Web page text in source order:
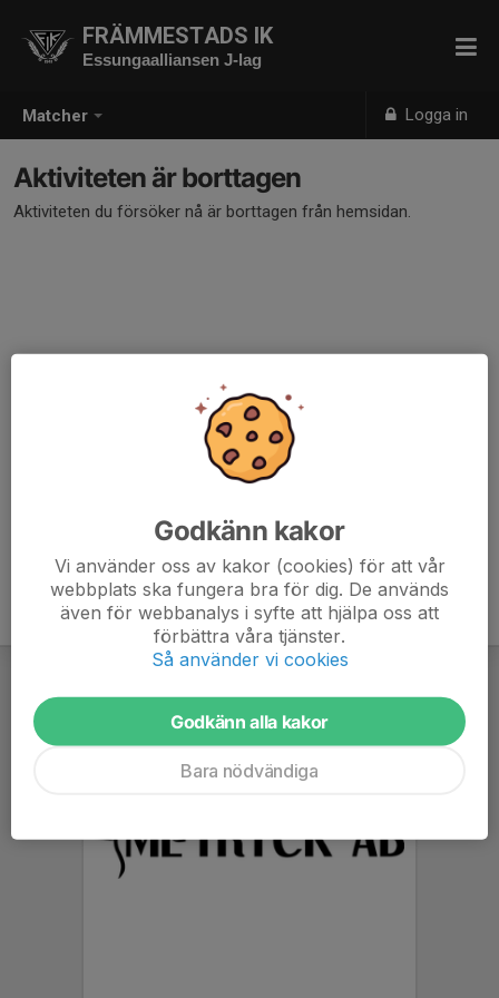
Matcher Logga in
FRÄMMESTADS IK
Essungaalliansen J-lag
Aktiviteten är borttagen
Aktiviteten du försöker nå är borttagen från hemsidan.
Godkänn kakor
Vi använder oss av kakor (cookies) för att vår
webbplats ska fungera bra för dig. De används
även för webbanalys i syfte att hjälpa oss att
förbättra våra tjänster.
Så använder vi cookies
Godkänn alla kakor
Bara nödvändiga